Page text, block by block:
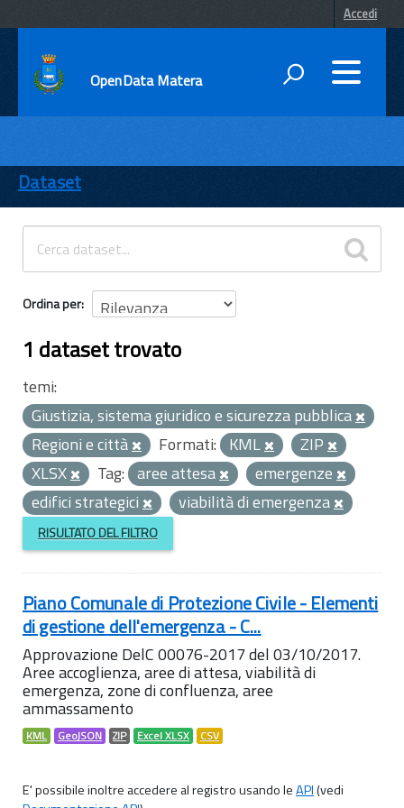
Accedi
OpenData Matera
ENTI
TEMI
INFORMAZIONI
Dataset
Ordina per
1 dataset trovato
temi:
Giustizia, sistema giuridico e sicurezza pubblica
Regioni e città
Formati: KML
ZIP
XLSX
Tag: aree attesa
emergenze
edifici strategici
viabilità di emergenza
RISULTATO DEL FILTRO
Piano Comunale di Protezione Civile - Elementi
di gestione dell'emergenza - C...
Approvazione DelC 00076-2017 del 03/10/2017.
Aree accoglienza, aree di attesa, viabilità di
emergenza, zone di confluenza, aree
ammassamento
KML GeoJSON ZIP Excel XLSX CSV
E' possibile inoltre accedere al registro usando leAPI(vedi